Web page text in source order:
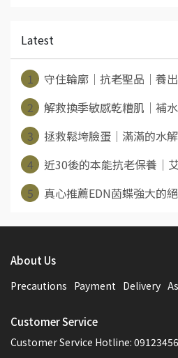
Latest
1
守住輪廓│抗老聖品│養
2
解救換季敏感乾糟肌│補
3
拯救鬆垮臉蛋│滿滿的水
4
近30後的本能抗老保養│
5
真心推薦EDN茵蝶強大的
About Us
Precautions Payment Delivery
Customer Service
Customer Service Hotline: